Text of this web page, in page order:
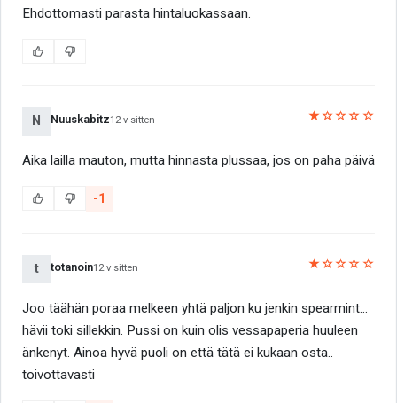
Ehdottomasti parasta hintaluokassaan.
N Nuuskabitz12 v sitten ★☆☆☆☆
Aika lailla mauton, mutta hinnasta plussaa, jos on paha päivä
-1
t totanoin12 v sitten ★☆☆☆☆
Joo täähän poraa melkeen yhtä paljon ku jenkin spearmint...
hävii toki sillekkin. Pussi on kuin olis vessapaperia huuleen
änkenyt. Ainoa hyvä puoli on että tätä ei kukaan osta..
toivottavasti